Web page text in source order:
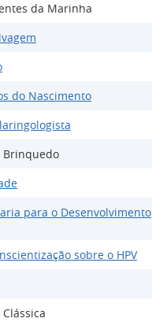
da Marinha
do Nascimento
Brinquedo
para o Desenvolvimento
sobre o HPV